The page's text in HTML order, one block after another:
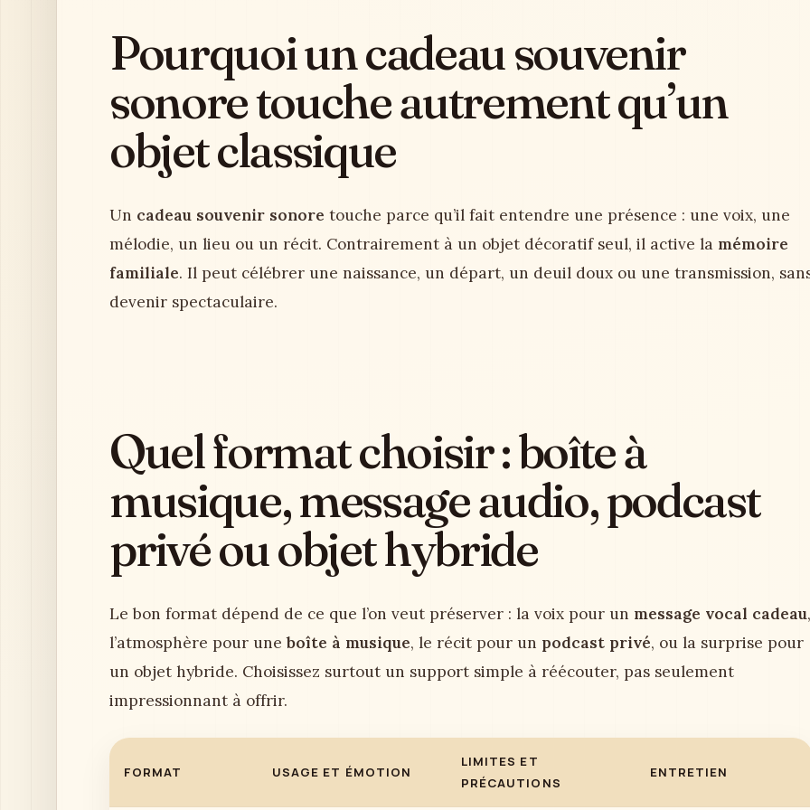
Pourquoi un cadeau souvenir
sonore touche autrement qu’un
objet classique
Un cadeau souvenir sonore touche parce qu’il fait entendre une présence : une voix, une
mélodie, un lieu ou un récit. Contrairement à un objet décoratif seul, il active la mémoire
familiale. Il peut célébrer une naissance, un départ, un deuil doux ou une transmission,
devenir spectaculaire.
Quel format choisir : boîte à
musique, message audio, podcast
privé ou objet hybride
Le bon format dépend de ce que l’on veut préserver : la voix pour un message vocal cadeau,
l’atmosphère pour uneboîte à musique, le récit pour un podcast privé, ou la surprise pour
un objet hybride. Choisissez surtout un support simple à réécouter, pas seulement
impressionnant à offrir.
FORMAT USAGE ET ÉMOTION
LIMITES ET
PRÉCAUTIONS
ENTRETIEN